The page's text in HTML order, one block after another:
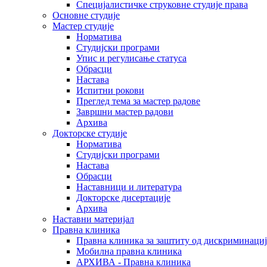
Специјалистичке струковне студије права
Основне студије
Мастер студије
Норматива
Студијски програми
Упис и регулисање статуса
Обрасци
Настава
Испитни рокови
Преглед тема за мастер радове
Завршни мастер радови
Архива
Докторске студије
Норматива
Студијски програми
Настава
Обрасци
Наставници и литература
Докторске дисертације
Архива
Наставни материјал
Правна клиника
Правна клиника за заштиту од
Мобилна правна клиника
АРХИВА - Правна клиника